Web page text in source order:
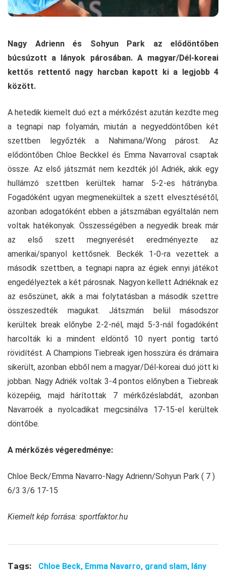
Nagy Adrienn és Sohyun Park az elődöntőben
búcsúzott a lányok párosában. A magyar/Dél-koreai
kettős rettentő nagy harcban kapott ki a legjobb 4
között.
A hetedik kiemelt duó ezt a mérkőzést azután kezdte meg
a tegnapi nap folyamán, miután a negyeddöntőben két
szettben legyőzték a Nahimana/Wong párost. Az
elődöntőben Chloe Beckkel és Emma Navarroval csaptak
össze. Az első játszmát nem kezdték jól Adriék, akik egy
hullámzó szettben kerültek hamar 5-2-es hátrányba.
Fogadóként ugyan megmenekültek a szett elvesztésétől,
azonban adogatóként ebben a játszmában egyáltalán nem
voltak hatékonyak. Összességében a negyedik break már
az első szett megnyerését eredményezte az
amerikai/spanyol kettősnek. Beckék 1-0-ra vezettek a
második szettben, a tegnapi napra az égiek ennyi játékot
engedélyeztek a két párosnak. Nagyon kellett Adriéknak ez
az esőszünet, akik a mai folytatásban a második szettre
összeszedték magukat. Játszmán belül másodszor
kerültek break előnybe 2-2-nél, majd 5-3-nál fogadóként
harcolták ki a mindent eldöntő 10 nyert pontig tartó
rövidítést. A Champions Tiebreak igen hosszúra és drámaira
sikerült, azonban ebből nem a magyar/Dél-koreai duó jött ki
jobban. Nagy Adriék voltak 3-4 pontos előnyben a Tiebreak
közepéig, majd hárítottak 7 mérkőzéslabdát, azonban
Navarroék a nyolcadikat megcsinálva 17-15-el kerültek
döntőbe.
A mérkőzés végeredménye:
Chloe Beck/Emma Navarro-Nagy Adrienn/Sohyun Park ( 7 )
6/3 3/6 17-15
Kiemelt kép forrása: sportfaktor.hu
Tags: Chloe Beck, Emma Navarro, grand slam, lány